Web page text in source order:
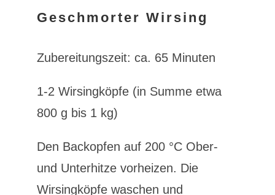
Geschmorter Wirsing
Zubereitungszeit: ca. 65 Minuten
1-2 Wirsingköpfe (in Summe etwa
800 g bis 1 kg)
Den Backopfen auf 200 °C Ober-
und Unterhitze vorheizen. Die
Wirsingköpfe waschen und